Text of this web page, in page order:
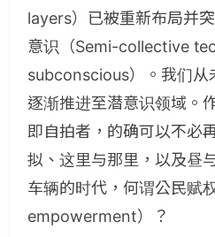
layers）已被重新布局并
意识（Semi-collective
subconscious）。我们从
逐渐推进至潜意识领域。
即自拍者，的确可以不必
拟、这里与那里，以及昼
车辆的时代，何谓公民赋
empowerment）？